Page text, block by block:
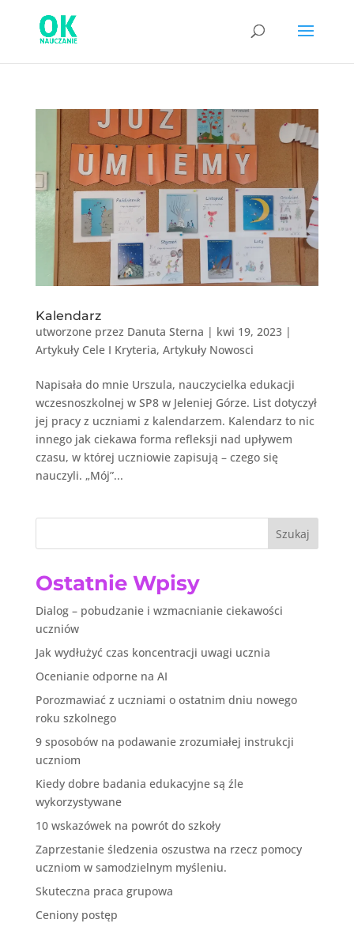
Kalendarz
utworzone przez Danuta Sterna | kwi 19, 2023|
Artykuły Cele I Kryteria, Artykuły Nowosci
Napisała do mnie Urszula, nauczycielka edukacji
wczesnoszkolnej w SP8 w Jeleniej Górze. List dotyczył
jej pracy z uczniami z kalendarzem. Kalendarz to nic
innego jak ciekawa forma refleksji nad upływem
czasu, w której uczniowie zapisują – czego się
nauczyli. „Mój”...
Szukaj
Ostatnie Wpisy
Dialog – pobudzanie i wzmacnianie ciekawości
uczniów
Jak wydłużyć czas koncentracji uwagi ucznia
Ocenianie odporne na AI
Porozmawiać z uczniami o ostatnim dniu nowego
roku szkolnego
9 sposobów na podawanie zrozumiałej instrukcji
uczniom
Kiedy dobre badania edukacyjne są źle
wykorzystywane
10 wskazówek na powrót do szkoły
Zaprzestanie śledzenia oszustwa na rzecz pomocy
uczniom w samodzielnym myśleniu.
Skuteczna praca grupowa
Ceniony postęp